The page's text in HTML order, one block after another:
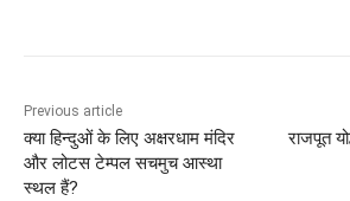
Previous article
क्या हिन्दुओं के लिए अक्षरधाम मंदिर
और लोटस टेम्पल सचमुच आस्था
स्थल हैं?
राजपूत